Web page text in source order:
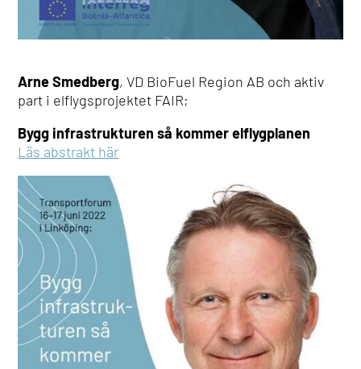
Arne Smedberg, VD BioFuel Region AB och aktiv
part i elflygsprojektet FAIR;
Bygg infrastrukturen så kommer elflygplanen
Läs abstrakt här